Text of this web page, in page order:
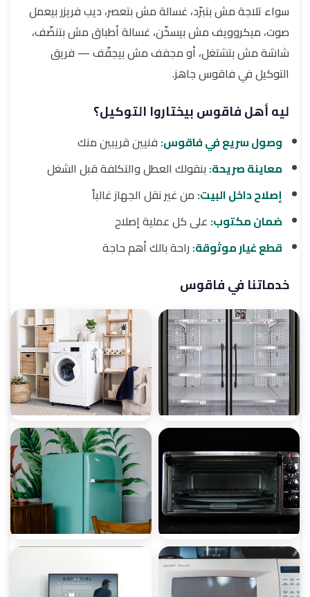
سواء تلاجة مش بتبرّد، غسالة مش بتعصر، ديب فريزر بيعمل
صوت، ميكروويف مش بيسخّن، غسالة أطباق مش بتنضّف،
شاشة مش بتشتغل، أو مجفف مش بيجفّف — فريق
التوكيل في فاقوس جاهز.
ليه أهل فاقوس بيختاروا التوكيل؟
وصول سريع في فاقوس: فنيين قريبين منك
معاينة صريحة: بنقولك العطل والتكلفة قبل الشغل
إصلاح داخل البيت: من غير نقل الجهاز غالباً
ضمان مكتوب: على كل عملية إصلاح
قطع غيار موثوقة: راحة بالك أهم حاجة
خدماتنا في فاقوس
صيانة ثلاجات صيانة غسالات